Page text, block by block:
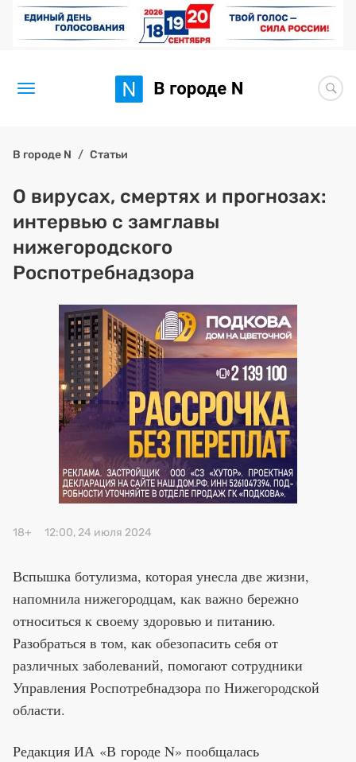
Здоровье
BORЩ
Премия 2026 (текущая)
Премия 2025
Эксперты
В городе N Статьи
О вирусах, смертях и прогнозах:
интервью с замглавы
нижегородского
Роспотребнадзора
18+ 12:00, 24 июля 2024
Вспышка ботулизма, которая унесла две жизни,
напомнила нижегородцам, как важно бережно
относиться к своему здоровью и питанию.
Разобраться в том, как обезопасить себя от
различных заболеваний, помогают сотрудники
Управления Роспотребнадзора по Нижегородской
области.
Редакция ИА «В городе N» пообщалась